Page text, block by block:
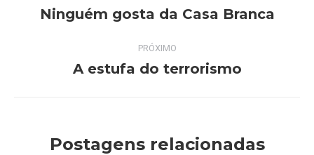
de
Post
Ninguém gosta da Casa Branca
PRÓXIMO
Próximo
A estufa do terrorismo
Postagens relacionadas